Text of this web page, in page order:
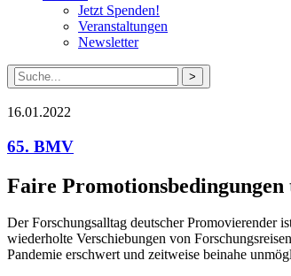
Jetzt Spenden!
Veranstaltungen
Newsletter
Suche
nach:
16.01.2022
65. BMV
Faire
Der Forschungsalltag deutscher Promovierender
wiederholte Verschiebungen von
Pandemie erschwert und zeitweise beinahe